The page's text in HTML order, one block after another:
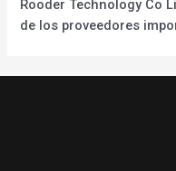
Rooder Technology Co
de los proveedores